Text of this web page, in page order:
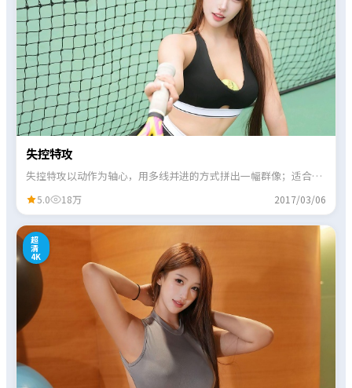
失控特攻
失控特攻以动作为轴心，用多线并进的方式拼出一幅群像；适合喜
5.0 18万 2017/03/06
超
清
4K